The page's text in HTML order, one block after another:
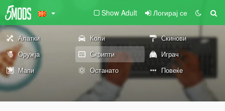
Show Adult Логирај се
Алатки Коли
Скинови
Оружја
Скрипти
Играч
Мапи
Останато Повеќе